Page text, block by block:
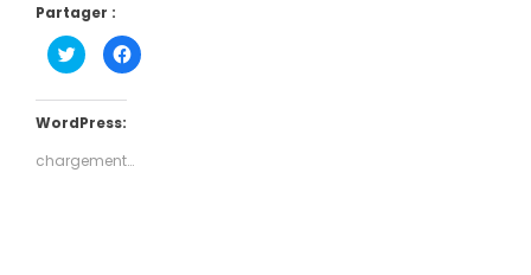
Partager :
Cliquez
pour
partager
Twitter(ouvre
dans
fenêtre)
Cliquez
pour
fenêtre)
WordPress:
chargement…